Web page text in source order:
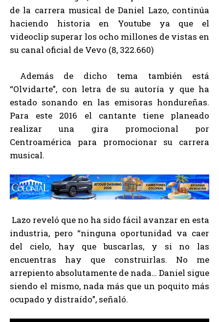
de la carrera musical de Daniel Lazo, continúa
haciendo historia en Youtube ya que el
videoclip superar los ocho millones de vistas en
su canal oficial de Vevo (8, 322.660)
Además de dicho tema también está
“Olvidarte”, con letra de su autoría y que ha
estado sonando en las emisoras hondureñas.
Para este 2016 el cantante tiene planeado
realizar una gira promocional por
Centroamérica para promocionar su carrera
musical.
Lazo reveló que no ha sido fácil avanzar en esta
industria, pero “ninguna oportunidad va caer
del cielo, hay que buscarlas, y si no las
encuentras hay que construirlas. No me
arrepiento absolutamente de nada… Daniel sigue
siendo el mismo, nada más que un poquito más
ocupado y distraído”, señaló.